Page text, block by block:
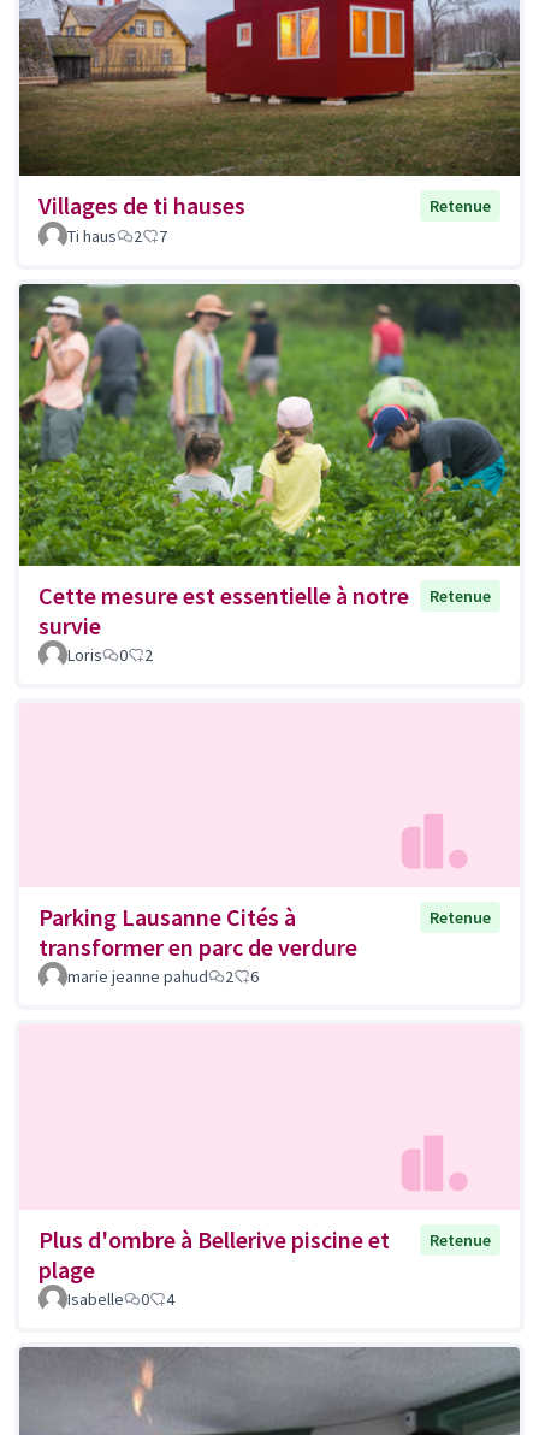
Villages de ti hauses
Retenue
Ti haus
2 7
Cette mesure est essentielle à notre
survie
Retenue
Loris 0 2
Parking Lausanne Cités à
transformer en parc de verdure
Retenue
marie jeanne pahud 2 6
Plus d'ombre à Bellerive piscine et
plage
Retenue
Isabelle 0 4